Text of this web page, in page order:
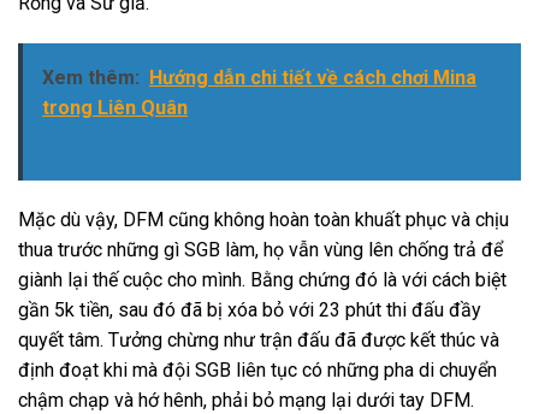
Xem thêm: Hướng dẫn chi tiết về cách chơi Mina
trong Liên Quân
Mặc dù vậy, DFM cũng không hoàn toàn khuất phục và chịu
thua trước những gì SGB làm, họ vẫn vùng lên chống trả để
giành lại thế cuộc cho mình. Bằng chứng đó là với cách biệt
gần 5k tiền, sau đó đã bị xóa bỏ với 23 phút thi đấu đầy
quyết tâm. Tưởng chừng như trận đấu đã được kết thúc và
định đoạt khi mà đội SGB liên tục có những pha di chuyển
chậm chạp và hớ hênh, phải bỏ mạng lại dưới tay DFM.